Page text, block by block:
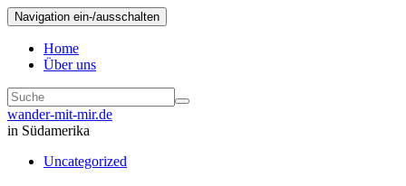
Navigation ein-/ausschalten
Home
Über uns
wander-mit-mir.de
in Südamerika
Uncategorized